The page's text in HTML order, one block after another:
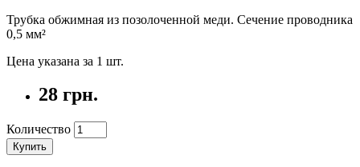
Трубка обжимная из позолоченной меди. Сечение проводника
0,5 мм²
Цена указана за 1 шт.
28 грн.
Количество
Купить